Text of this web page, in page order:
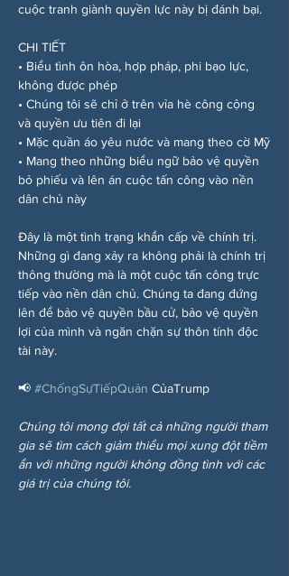
cuộc tranh giành quyền lực này bị đánh bại.
CHI TIẾT
• Biểu tình ôn hòa, hợp pháp, phi bạo lực,
không được phép
• Chúng tôi sẽ chỉ ở trên vỉa hè công cộng
và quyền ưu tiên đi lại
• Mặc quần áo yêu nước và mang theo cờ Mỹ
• Mang theo những biểu ngữ bảo vệ quyền
bỏ phiếu và lên án cuộc tấn công vào nền
dân chủ này
Đây là một tình trạng khẩn cấp về chính trị.
Những gì đang xảy ra không phải là chính trị
thông thường mà là một cuộc tấn công trực
tiếp vào nền dân chủ. Chúng ta đang đứng
lên để bảo vệ quyền bầu cử, bảo vệ quyền
lợi của mình và ngăn chặn sự thôn tính độc
tài này.
📢 #ChốngSựTiếpQuản CủaTrump
Chúng tôi mong đợi tất cả những người tham
gia sẽ tìm cách giảm thiểu mọi xung đột tiềm
ẩn với những người không đồng tình với các
giá trị của chúng tôi.